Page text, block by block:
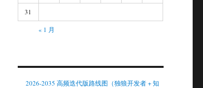
31
« 1 月
2026-2035 高频迭代版路线图（独狼开发者 + 知